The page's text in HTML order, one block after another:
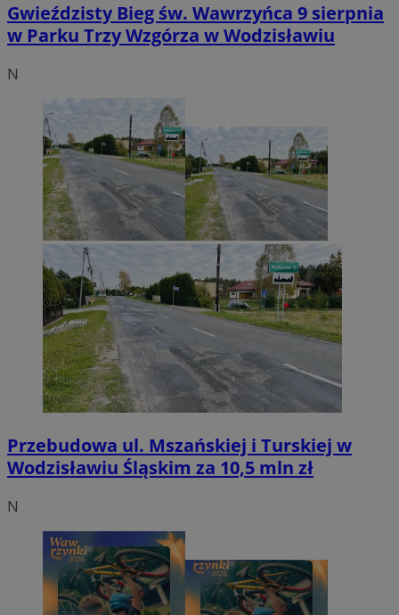
Gwieździsty Bieg św. Wawrzyńca 9 sierpnia
w Parku Trzy Wzgórza w Wodzisławiu
N
Przebudowa ul. Mszańskiej i Turskiej w
Wodzisławiu Śląskim za 10,5 mln zł
N